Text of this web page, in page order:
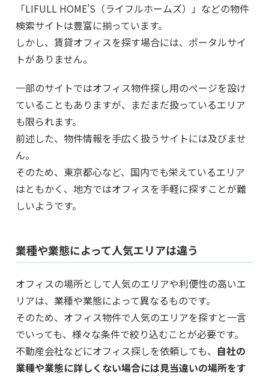
「LIFULL HOME’S（ライフルホームズ）」などの物件
検索サイトは豊富に揃っています。
しかし、賃貸オフィスを探す場合には、ポータルサイ
トがありません。
一部のサイトではオフィス物件探し用のぺージを設け
ていることもありますが、まだまだ扱っているエリア
も限られます。
前述した、物件情報を手広く扱うサイトには及びませ
ん。
そのため、東京都心など、国内でも栄えているエリア
はともかく、地方ではオフィスを手軽に探すことが難
しいようです。
業種や業態によって人気エリアは違う
オフィスの場所として人気のエリアや利便性の高いエ
リアは、業種や業態によって異なるものです。
そのため、オフィス物件で人気のエリアを探すと一言
でいっても、様々な条件で絞り込むことが必要です。
不動産会社などにオフィス探しを依頼しても、 自社の
業種や業態に詳しくない場合には見当違いの場所をす